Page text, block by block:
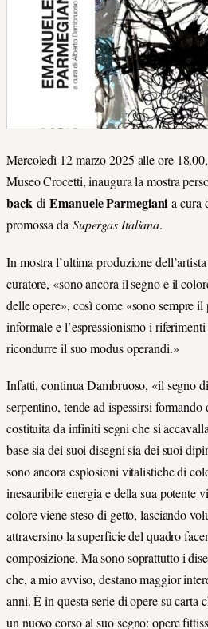
Mercoledì 12 marzo 2025 alle ore
Museo Crocetti, inaugura la mostra
backdiEmanuele Parmegiania cura
promossa da Supergas Italiana.
In mostra l’ultima produzione
curatore, «sono ancora il segno e il
delle opere», così come «sono sempre
informale e l’espressionismo i
ricondurre il suo modus operandi.»
Infatti, continua Dambruoso, «il segno
serpentino, tende ad ispessirsi
costituita da infiniti segni che si
base sia dei suoi disegni sia dei suoi
sono ancora esplosioni vitalistiche di
inesauribile energia e della sua potente
colore viene steso di getto, lasciando
attraversino la superficie del quadro
composizione. Ma sono soprattutto i
che, a mio avviso, destano maggior
anni. È in questa serie di opere su carta
un nuovo corso al suo segno: opere